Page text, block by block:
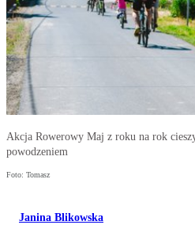
Akcja Rowerowy Maj z roku na rok
powodzeniem
Foto: Tomasz
Janina Blikowska